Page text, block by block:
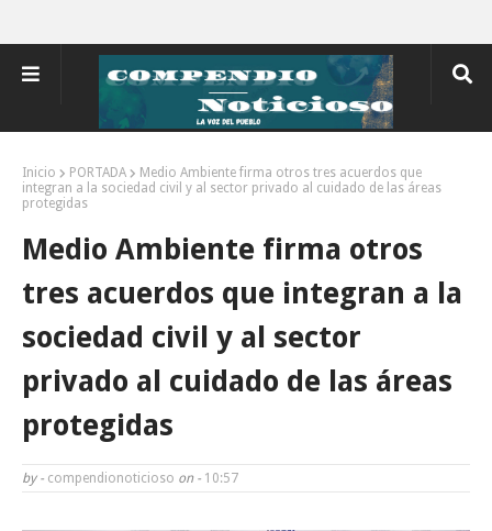
Inicio PORTADA
Medio Ambiente firma otros tres acuerdos que
integran a la sociedad civil y al sector privado al cuidado de las áreas
protegidas
Medio Ambiente firma otros
tres acuerdos que integran a la
sociedad civil y al sector
privado al cuidado de las áreas
protegidas
by - compendionoticioso on - 10:57